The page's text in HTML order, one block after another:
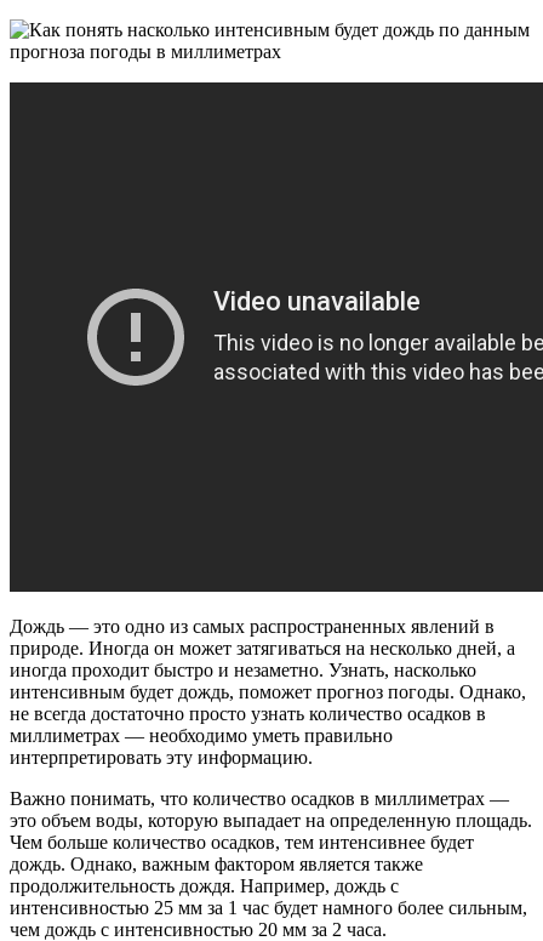
Дождь — это одно из самых распространенных явлений в
природе. Иногда он может затягиваться на несколько дней, а
иногда проходит быстро и незаметно. Узнать, насколько
интенсивным будет дождь, поможет прогноз погоды. Однако,
не всегда достаточно просто узнать количество осадков в
миллиметрах — необходимо уметь правильно
интерпретировать эту информацию.
Важно понимать, что количество осадков в миллиметрах —
это объем воды, которую выпадает на определенную площадь.
Чем больше количество осадков, тем интенсивнее будет
дождь. Однако, важным фактором является также
продолжительность дождя. Например, дождь с
интенсивностью 25 мм за 1 час будет намного более сильным,
чем дождь с интенсивностью 20 мм за 2 часа.